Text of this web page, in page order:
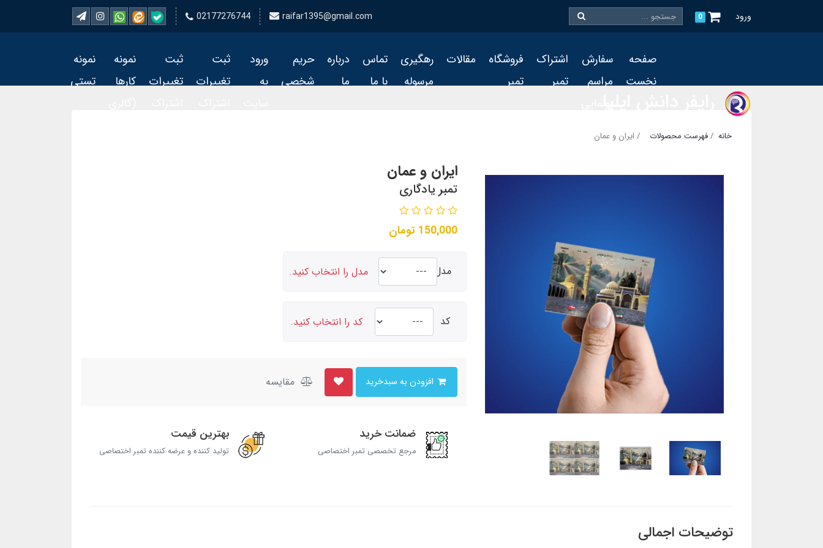
ورود 0
02177276744 raifar1395@gmail.com
صفحه
نخست
سفارش
مراسم
اشتراک
تمبر
فروشگاه
تمبر
مقالات
رهگیری
مرسوله
تماس
با ما
درباره
ما
حریم
شخصی
ورود
به
ثبت
تغییرات
ثبت
تغییرات
نمونه
کارها
نمونه
تستی
خانه فهرست محصولات ایران و عمان
ایران و عمان
تمبر یادگاری
150,000 تومان
مدل مدل را انتخاب کنید.
کد کد را انتخاب کنید.
مقایسه
ضمانت خرید
مرجع تخصصی تمبر اختصاصی
بهترین قیمت
تولید کننده و عرضه کننده تمبر اختصاصی
توضیحات اجمالی